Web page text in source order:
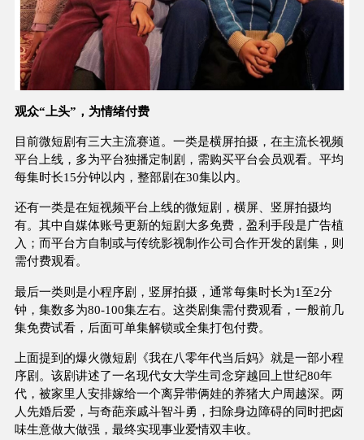
观众“上头”，为情绪付费
目前微短剧有三大主流赛道。一类是横屏拍摄，在主流长视频
平台上线，多为平台独播定制剧，需购买平台会员观看。平均
每集时长15分钟以内，整部剧在30集以内。
还有一类是在短视频平台上线的微短剧，横屏、竖屏拍摄均
有。其中自媒体账号更新的短剧大多免费，盈利手段是广告植
入；而平台方自制或与传统影视制作公司合作开发的剧集，则
需付费观看。
最后一类则是小程序剧，竖屏拍摄，通常每集时长为1至2分
钟，集数多为80-100集左右。这类剧集需付费观看，一般前几
集免费试看，后面可单集解锁或全集打包付费。
上面提到的爆火微短剧《我在八零年代当后妈》就是一部小程
序剧。该剧讲述了一名现代女大学生司念穿越回上世纪80年
代，被家里人安排嫁给一个离异带俩娃的养猪大户周越深。两
人先婚后爱，与奇葩亲戚斗智斗勇，扫除身边障碍的同时把卤
味生意做大做强，最终实现事业爱情双丰收。